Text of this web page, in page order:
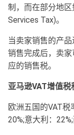
制，而在部分地区
Services Tax)。
当卖家销售的产
销售完成后，卖
应的销售税。
亚马逊VAT增值税
欧洲五国的VAT税
20%;意大利：